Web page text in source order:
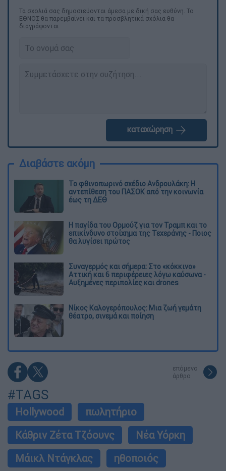
Τα σχολιά σας δημοσιεύονται άμεσα με δική σας ευθύνη. Το
ΕΘΝΟΣ θα παρεμβαίνει και τα προσβλητικά σχόλια θα
διαγράφονται
καταχώρηση
Διαβάστε ακόμη
Το φθινοπωρινό σχέδιο Ανδρουλάκη: Η
αντεπίθεση του ΠΑΣΟΚ από την κοινωνία
έως τη ΔΕΘ
Η παγίδα του Ορμούζ για τον Τραμπ και το
επικίνδυνο στοίχημα της Τεχεράνης - Ποιος
θα λυγίσει πρώτος
Συναγερμός και σήμερα: Στο «κόκκινο»
Αττική και 6 περιφέρειες λόγω καύσωνα -
Αυξημένες περιπολίες και drones
Νίκος Καλογερόπουλος: Μια ζωή γεμάτη
θέατρο, σινεμά και ποίηση
επόμενο
άρθρο
#TAGS
Hollywood
πωλητήριο
Κάθριν Ζέτα Τζόουνς
Νέα Υόρκη
Μάικλ Ντάγκλας
ηθοποιός